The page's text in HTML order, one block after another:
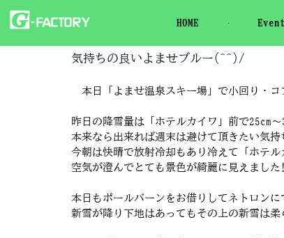
HOME
気持ちの良いよませブルー(^^)/
本日「よませ温泉スキー場」で小回り・コ
昨日の降雪量は「ホテルカイワ」前で25cm～
本来なら出来れば週末は避けて頂きたい気
今朝は快晴で放射冷却もあり冷えて「ホテ
空気が澄んでとても景色が綺麗に見えまし
本日もポールバーンをお借りしてネトロン
新雪が降り下地はあってもその上の新雪は